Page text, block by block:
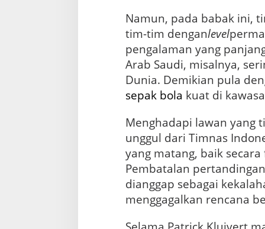
Namun, pada babak ini,
tim-tim denganlevel
pengalaman yang
Arab Saudi, misalnya,
Dunia. Demikian pula
sepak bola kuat di
Menghadapi lawan yang
unggul dari Timnas
yang matang, baik
Pembatalan
dianggap sebagai
menggagalkan rencana